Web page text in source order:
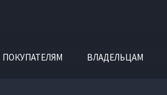
ПОКУПАТЕЛЯМ ВЛАДЕЛЬЦАМ